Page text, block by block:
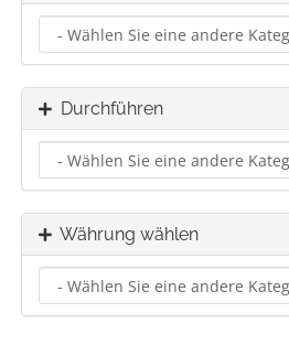
Durchführen
Währung wählen